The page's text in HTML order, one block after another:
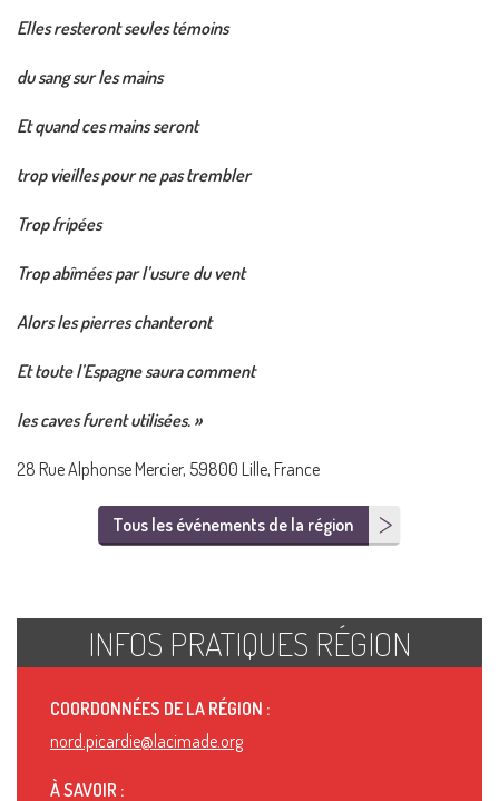
Elles resteront seules témoins
du sang sur les mains
Et quand ces mains seront
trop vieilles pour ne pas trembler
Trop fripées
Trop abîmées par l’usure du vent
Alors les pierres chanteront
Et toute l’Espagne saura comment
les caves furent utilisées. »
28 Rue Alphonse Mercier, 59800 Lille, France
Tous les événements de la région
INFOS PRATIQUES RÉGION
COORDONNÉES DE LA RÉGION :
nord.picardie@lacimade.org
À SAVOIR :